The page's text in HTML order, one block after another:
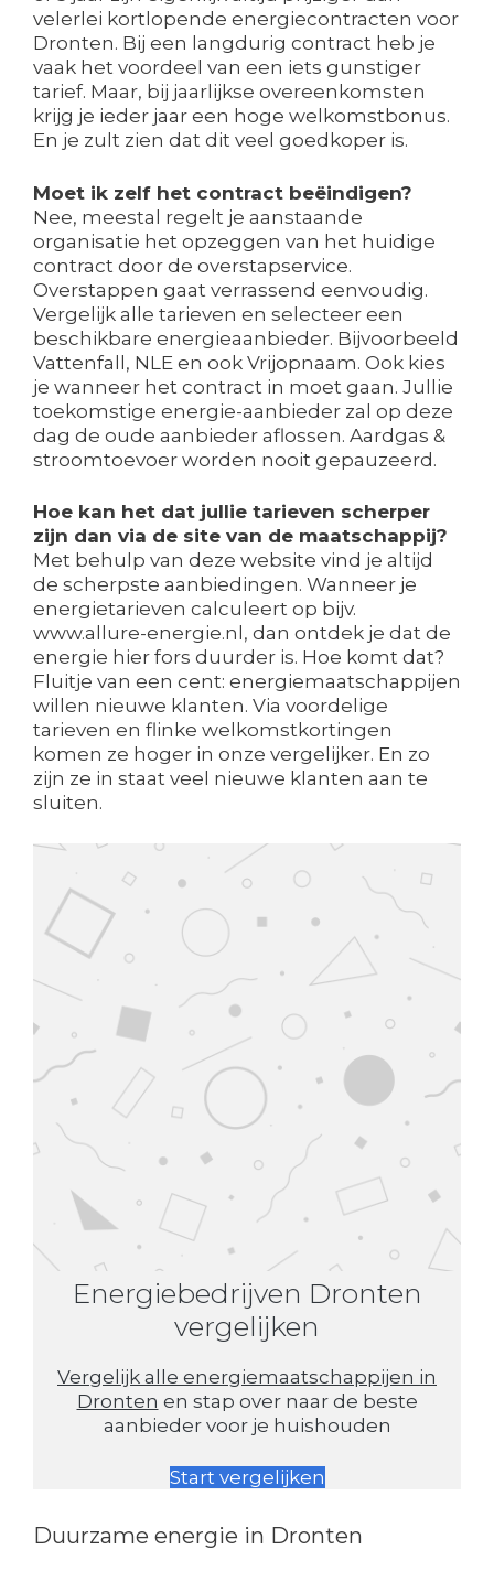
velerlei kortlopende energiecontracten voor
Dronten. Bij een langdurig contract heb je
vaak het voordeel van een iets gunstiger
tarief. Maar, bij jaarlijkse overeenkomsten
krijg je ieder jaar een hoge welkomstbonus.
En je zult zien dat dit veel goedkoper is.
Moet ik zelf het contract beëindigen?
Nee, meestal regelt je aanstaande
organisatie het opzeggen van het huidige
contract door de overstapservice.
Overstappen gaat verrassend eenvoudig.
Vergelijk alle tarieven en selecteer een
beschikbare energieaanbieder. Bijvoorbeeld
Vattenfall, NLE en ook Vrijopnaam. Ook kies
je wanneer het contract in moet gaan. Jullie
toekomstige energie-aanbieder zal op deze
dag de oude aanbieder aflossen. Aardgas &
stroomtoevoer worden nooit gepauzeerd.
Hoe kan het dat jullie tarieven scherper
zijn dan via de site van de maatschappij?
Met behulp van deze website vind je altijd
de scherpste aanbiedingen. Wanneer je
energietarieven calculeert op bijv.
www.allure-energie.nl, dan ontdek je dat de
energie hier fors duurder is. Hoe komt dat?
Fluitje van een cent: energiemaatschappijen
willen nieuwe klanten. Via voordelige
tarieven en flinke welkomstkortingen
komen ze hoger in onze vergelijker. En zo
zijn ze in staat veel nieuwe klanten aan te
sluiten.
Energiebedrijven Dronten
vergelijken
Vergelijk alle energiemaatschappijen in
Dronten en stap over naar de beste
aanbieder voor je huishouden
Start vergelijken
Duurzame energie in Dronten